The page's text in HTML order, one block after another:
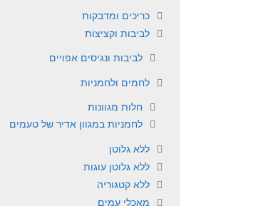
כריכים ומדבקות
לביבות וקציצות
לביבות ונגיסים אפויים
לחמים ולחמניות
חלות מגוונות
לחמניות במגוון אדיר של טעמים
ללא גלוטן
ללא גלוטן עוגות
ללא קטגוריה
מאכלי עמים